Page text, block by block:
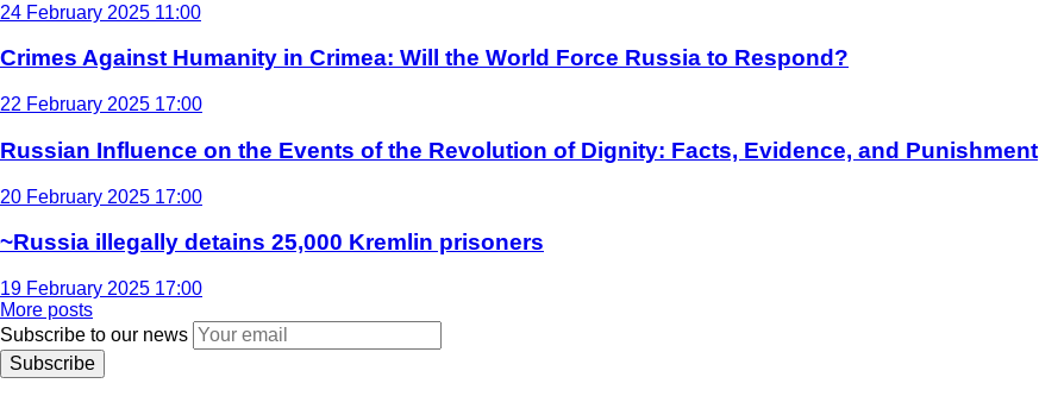
24 February 2025 11:00
Crimes Against Humanity in Crimea: Will the World Force Russia to Respond?
22 February 2025 17:00
Russian Influence on the Events of the Revolution of Dignity: Facts, Evidence, and Punishment
20 February 2025 17:00
~Russia illegally detains 25,000 Kremlin prisoners
19 February 2025 17:00
More posts
Subscribe to our news
Subscribe